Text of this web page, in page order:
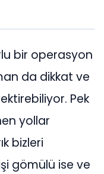
bir operasyon
da dikkat ve
Pek
yollar
bizleri
gömülü ise ve